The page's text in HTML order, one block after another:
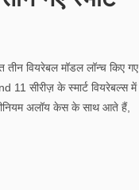
वियरेबल मॉडल लॉन्च किए गए
सीरीज़ के स्मार्ट वियरेबल्स में
अलॉय केस के साथ आते हैं,